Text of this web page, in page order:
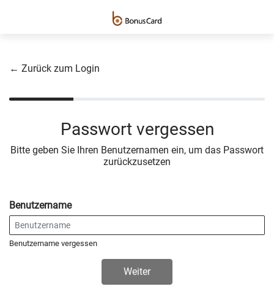
Passwort vergessen
Bitte geben Sie Ihren Benutzernamen ein, um das Passwort
zurückzusetzen
Benutzername
Benutzername vergessen
← Zurück zum Login
Weiter